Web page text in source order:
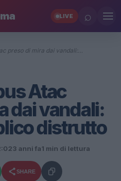
LIVE ⌕
preso di mira dai vandali:…
Atac
dai vandali:
distrutto
3 anni fa1 min di lettura
SHARE